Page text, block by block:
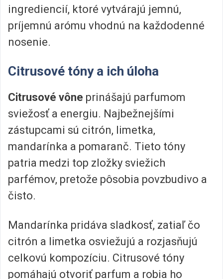
ingrediencií, ktoré vytvárajú jemnú,
príjemnú arómu vhodnú na každodenné
nosenie.
Citrusové tóny a ich úloha
Citrusové vône prinášajú parfumom
sviežosť a energiu. Najbežnejšími
zástupcami sú citrón, limetka,
mandarínka a pomaranč. Tieto tóny
patria medzi top zložky sviežich
parfémov, pretože pôsobia povzbudivo a
čisto.
Mandarínka pridáva sladkosť, zatiaľ čo
citrón a limetka osviežujú a rozjasňujú
celkovú kompozíciu. Citrusové tóny
pomáhajú otvoriť parfum a robia ho